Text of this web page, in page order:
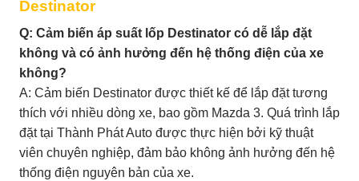
Destinator
Q: Cảm biến áp suất lốp Destinator có dễ lắp đặt
không và có ảnh hưởng đến hệ thống điện của xe
không?
A: Cảm biến Destinator được thiết kế để lắp đặt tương
thích với nhiều dòng xe, bao gồm Mazda 3. Quá trình lắp
đặt tại Thành Phát Auto được thực hiện bởi kỹ thuật
viên chuyên nghiệp, đảm bảo không ảnh hưởng đến hệ
thống điện nguyên bản của xe.